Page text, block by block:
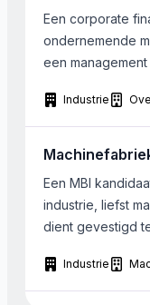
Een corporate
ondernemende
een
operationele als
de mogelijkheid
naar bedrijven
Industrie
Een MBI
industrie, liefst
dient gevestigd
Industrie